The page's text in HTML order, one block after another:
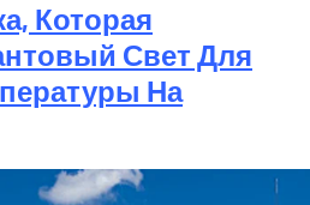
Которая
Свет Для
На